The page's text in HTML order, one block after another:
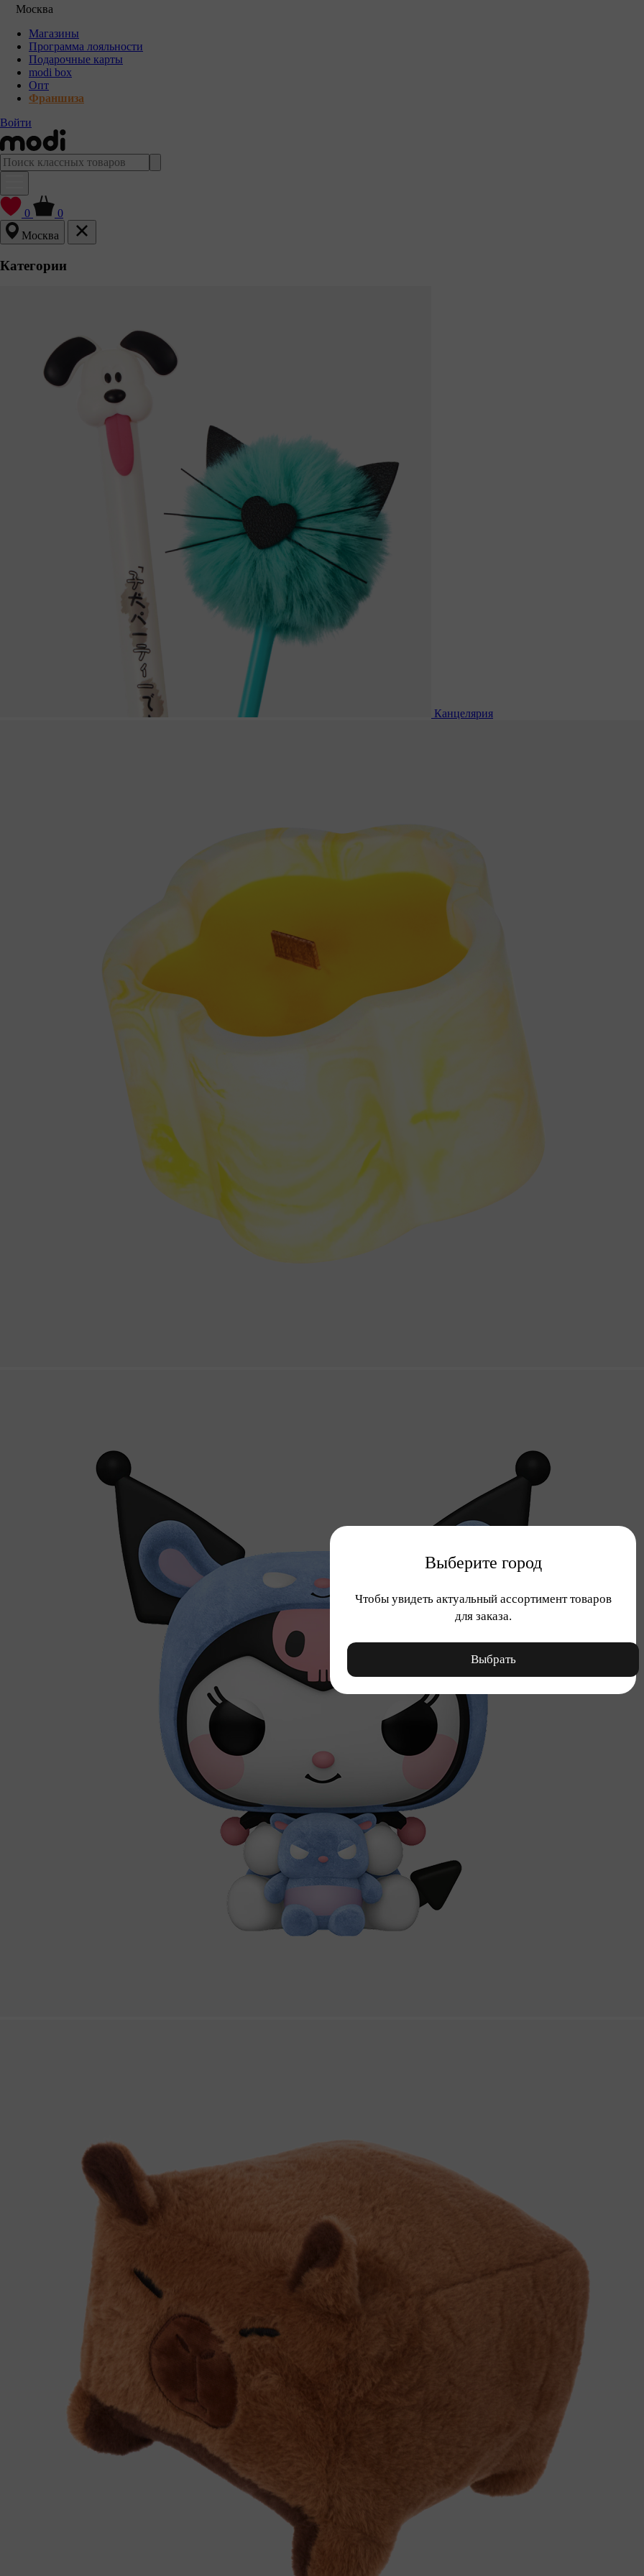
Москва
Магазины
Программа лояльности
Подарочные карты
modi box
Опт
Франшиза
Войти
0
0
Москва
Категории
Канцелярия
Выберите город
Чтобы увидеть актуальный ассортимент товаров
для заказа.
Выбрать